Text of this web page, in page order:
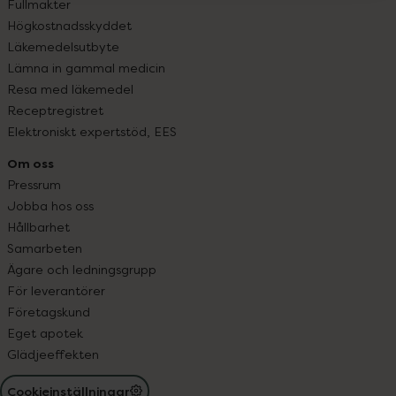
Fullmakter
Högkostnadsskyddet
Läkemedelsutbyte
Lämna in gammal medicin
Resa med läkemedel
Receptregistret
Elektroniskt expertstöd, EES
Om oss
Pressrum
Jobba hos oss
Hållbarhet
Samarbeten
Ägare och ledningsgrupp
För leverantörer
Företagskund
Eget apotek
Glädjeeffekten
Cookieinställningar